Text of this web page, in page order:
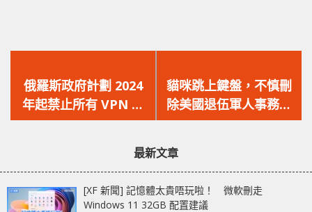
一
篇
文
俄羅斯政府計劃 2024
年起禁止所有 VPN 服
務！
一
篇
文
貓咪跳上鍵盤，不慎刪
除美國退伍軍人事務部
伺服器數據，令系統癱
最新文章
[XF 新聞] 記憶體太貴唔玩啦！ 微軟刪走
Windows 11 32GB 配置建議